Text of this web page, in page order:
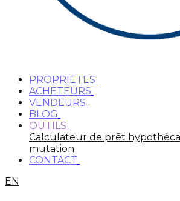
PROPRIETES
ACHETEURS
VENDEURS
BLOG
OUTILS
Calculateur de prêt
mutation
CONTACT
EN